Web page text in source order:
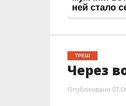
ТРЕШ
Через
Опубліковано